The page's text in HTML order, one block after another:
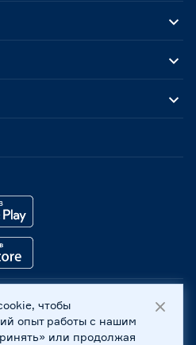
-2026, 236029, г. Калининград,
КПП 390601001 ©
чтобы
опыт работы с нашим
или продолжая